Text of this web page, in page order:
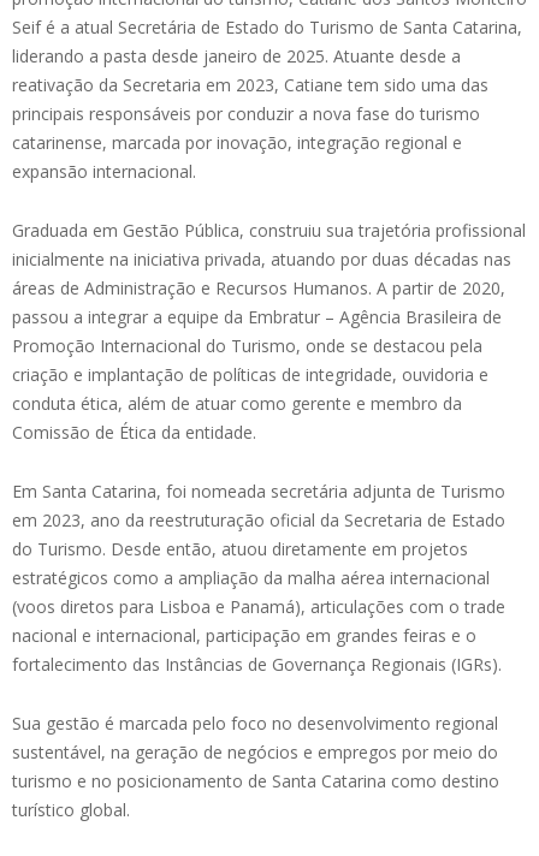
Seif é a atual Secretária de Estado do Turismo de Santa Catarina,
liderando a pasta desde janeiro de 2025. Atuante desde a
reativação da Secretaria em 2023, Catiane tem sido uma das
principais responsáveis por conduzir a nova fase do turismo
catarinense, marcada por inovação, integração regional e
expansão internacional.
Graduada em Gestão Pública, construiu sua trajetória profissional
inicialmente na iniciativa privada, atuando por duas décadas nas
áreas de Administração e Recursos Humanos. A partir de 2020,
passou a integrar a equipe da Embratur – Agência Brasileira de
Promoção Internacional do Turismo, onde se destacou pela
criação e implantação de políticas de integridade, ouvidoria e
conduta ética, além de atuar como gerente e membro da
Comissão de Ética da entidade.
Em Santa Catarina, foi nomeada secretária adjunta de Turismo
em 2023, ano da reestruturação oficial da Secretaria de Estado
do Turismo. Desde então, atuou diretamente em projetos
estratégicos como a ampliação da malha aérea internacional
(voos diretos para Lisboa e Panamá), articulações com o trade
nacional e internacional, participação em grandes feiras e o
fortalecimento das Instâncias de Governança Regionais (IGRs).
Sua gestão é marcada pelo foco no desenvolvimento regional
sustentável, na geração de negócios e empregos por meio do
turismo e no posicionamento de Santa Catarina como destino
turístico global.